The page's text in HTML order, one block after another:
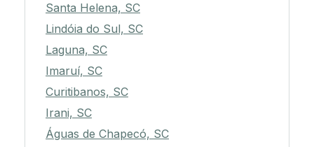
Santa Helena, SC
Lindóia do Sul, SC
Laguna, SC
Imaruí, SC
Curitibanos, SC
Irani, SC
Águas de Chapecó, SC